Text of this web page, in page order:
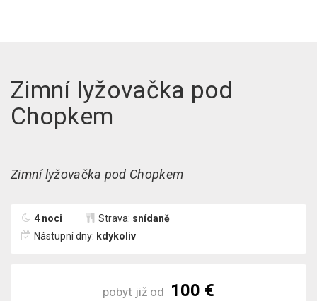
Zimní lyžovačka pod
Chopkem
Zimní lyžovačka pod Chopkem
4 noci Strava: snídaně
Nástupní dny: kdykoliv
pobyt již od 100 €